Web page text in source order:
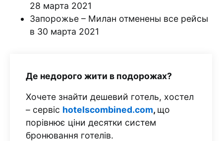
28 марта 2021
Запорожье – Милан отменены все рейсы
в 30 марта 2021
Де недорого жити в подорожах?
Хочете знайти дешевий готель, хостел
– сервіс hotelscombined.com, що
порівнює ціни десятки систем
бронювання готелів.